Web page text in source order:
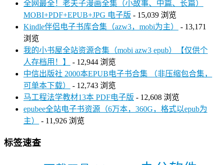
全网最全！老夫子漫画全集（小故事、中篇、长篇）
MOBI+PDF+EPUB+JPG 电子版 - 15,039 浏览
Kindle伴侣电子书库合集（azw3，mobi为主）
- 13,171
浏览
我的小书屋全站资源合集（mobi azw3 epub）【仅供个
人存档用！】
- 12,944 浏览
中信出版社 2000本EPUB电子书合集 （非压缩包合集，
可单本下载）
- 12,743 浏览
马工程法学教材13本 PDF电子版 - 12,608 浏览
epubee全站电子书资源（6万本，360G，格式以epub为
主）
- 11,926 浏览
标签速查